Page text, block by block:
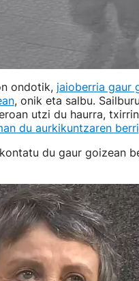
ondotik, jaioberria gaur
, onik eta salbu.
utzi du haurra,
du aurkikuntzaren berri
du gaur goizean